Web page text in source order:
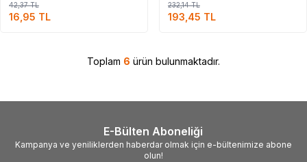
42,37TL
16,95 TL
232,14TL
193,45 TL
Toplam 6 ürün bulunmaktadır.
E-Bülten Aboneliği
Kampanya ve yeniliklerden haberdar olmak için e-bültenimize abone
olun!